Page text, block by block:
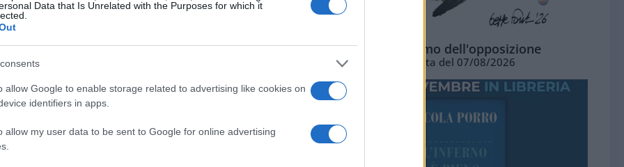
Data that Is Unrelated with the Purposes for which it
allow Google to enable storage related to advertising like cookies on
identifiers in apps.
allow my user data to be sent to Google for online advertising
Napoli, giornalista all’Indipendente e al
diventare vicedirettore di
unito è l’amicizia con Lino Jannuzzi,
Napoli e con cui passammo giornate
dove aveva vissuto anche Benedetto
di un primo libro di Sangiuliano su
un giovane timido e determinato, come
L'ottimismo dell'opposizione
Vignetta del 07/08/2026